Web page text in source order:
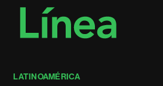
LATINOAMÉRICA